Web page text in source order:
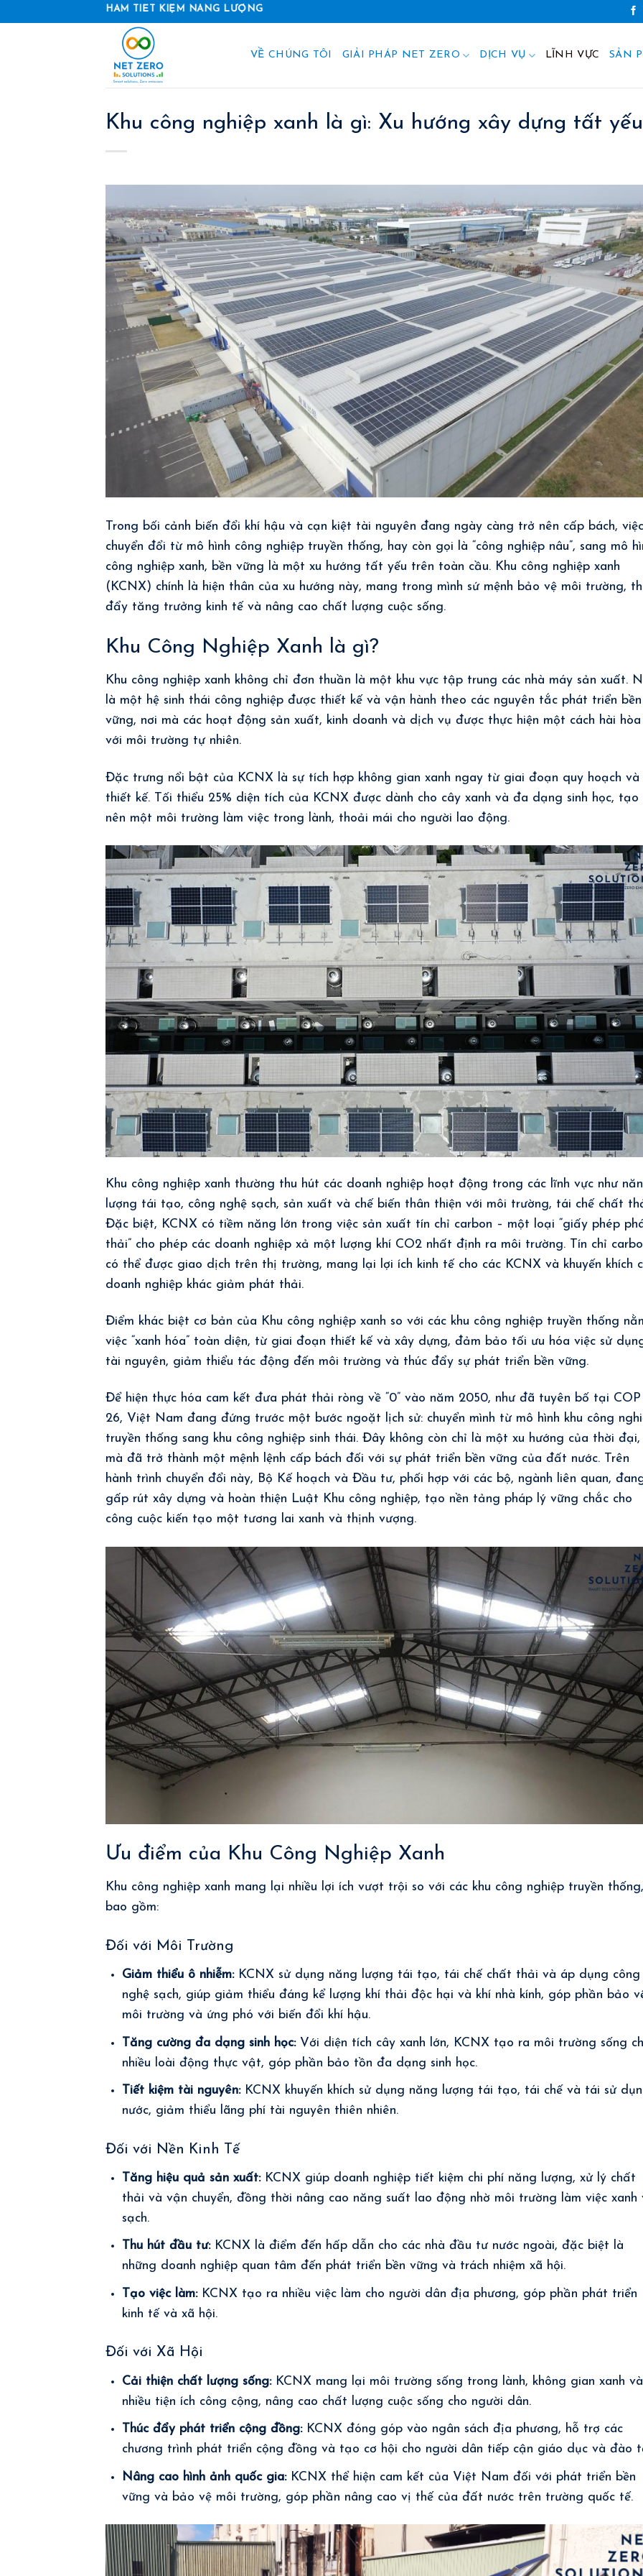
PHẨM TIẾT KIỆM NĂNG LƯỢNG
VỀ CHÚNG TÔI GIẢI PHÁP NET ZERO DỊCH VỤ LĨNH VỰC SẢN
Khu công nghiệp xanh là gì: Xu hướng xây dựng tất yếu
Trong bối cảnh biến đổi khí hậu và cạn kiệt tài nguyên đang ngày càng trở nên cấp bách, việc
chuyển đổi từ mô hình công nghiệp truyền thống, hay còn gọi là “công nghiệp nâu”, sang mô
công nghiệp xanh, bền vững là một xu hướng tất yếu trên toàn cầu. Khu công nghiệp xanh
(KCNX) chính là hiện thân của xu hướng này, mang trong mình sứ mệnh bảo vệ môi trường,
đẩy tăng trưởng kinh tế và nâng cao chất lượng cuộc sống.
Khu Công Nghiệp Xanh là gì?
Khu công nghiệp xanh không chỉ đơn thuần là một khu vực tập trung các nhà máy sản xuất.
là một hệ sinh thái công nghiệp được thiết kế và vận hành theo các nguyên tắc phát triển bền
vững, nơi mà các hoạt động sản xuất, kinh doanh và dịch vụ được thực hiện một cách hài hòa
với môi trường tự nhiên.
Đặc trưng nổi bật của KCNX là sự tích hợp không gian xanh ngay từ giai đoạn quy hoạch và
thiết kế. Tối thiểu 25% diện tích của KCNX được dành cho cây xanh và đa dạng sinh học, tạo
nên một môi trường làm việc trong lành, thoải mái cho người lao động.
Khu công nghiệp xanh thường thu hút các doanh nghiệp hoạt động trong các lĩnh vực như
lượng tái tạo, công nghệ sạch, sản xuất và chế biến thân thiện với môi trường, tái chế chất
Đặc biệt, KCNX có tiềm năng lớn trong việc sản xuất tín chỉ carbon – một loại “giấy phép
thải” cho phép các doanh nghiệp xả một lượng khí CO2 nhất định ra môi trường.
Tín chỉ
có thể được giao dịch trên thị trường, mang lại lợi ích kinh tế cho các KCNX và khuyến khích
doanh nghiệp khác giảm phát thải.
Điểm khác biệt cơ bản của Khu công nghiệp xanh so với các khu công nghiệp truyền thống
việc “xanh hóa” toàn diện, từ giai đoạn thiết kế và xây dựng, đảm bảo tối ưu hóa việc sử
tài nguyên, giảm thiểu tác động đến môi trường và thúc đẩy sự phát triển bền vững.
Để hiện thực hóa cam kết đưa phát thải ròng về “0” vào năm 2050, như đã tuyên bố tại COP
26, Việt Nam đang đứng trước một bước ngoặt lịch sử: chuyển mình từ mô hình khu công
truyền thống sang khu công nghiệp sinh thái. Đây không còn chỉ là một xu hướng của thời đại,
mà đã trở thành một mệnh lệnh cấp bách đối với sự phát triển bền vững của đất nước. Trên
hành trình chuyển đổi này, Bộ Kế hoạch và Đầu tư, phối hợp với các bộ, ngành liên quan,
gấp rút xây dựng và hoàn thiện Luật Khu công nghiệp, tạo nền tảng pháp lý vững chắc cho
công cuộc kiến tạo một tương lai xanh và thịnh vượng.
Ưu điểm của Khu Công Nghiệp Xanh
Khu công nghiệp xanh mang lại nhiều lợi ích vượt trội so với các khu công nghiệp truyền thống,
bao gồm:
Đối với Môi Trường
Giảm thiểu ô nhiễm:KCNX sử dụng năng lượng tái tạo, tái chế chất thải và áp dụng công
nghệ sạch, giúp giảm thiểu đáng kể lượng khí thải độc hại và khí nhà kính, góp phần bảo
môi trường và ứng phó với biến đổi khí hậu.
Tăng cường đa dạng sinh học:Với diện tích cây xanh lớn, KCNX tạo ra môi trường sống
nhiều loài động thực vật, góp phần bảo tồn đa dạng sinh học.
Tiết kiệm tài nguyên:KCNX khuyến khích sử dụng năng lượng tái tạo, tái chế và tái sử
nước, giảm thiểu lãng phí tài nguyên thiên nhiên.
Đối với Nền Kinh Tế
Tăng hiệu quả sản xuất:KCNX giúp doanh nghiệp tiết kiệm chi phí năng lượng, xử lý chất
thải và vận chuyển, đồng thời nâng cao năng suất lao động nhờ môi trường làm việc xanh
sạch.
Thu hút đầu tư:KCNX là điểm đến hấp dẫn cho các nhà đầu tư nước ngoài, đặc biệt là
những doanh nghiệp quan tâm đến phát triển bền vững và trách nhiệm xã hội.
Tạo việc làm:KCNX tạo ra nhiều việc làm cho người dân địa phương, góp phần phát triển
kinh tế và xã hội.
Đối với Xã Hội
Cải thiện chất lượng sống:KCNX mang lại môi trường sống trong lành, không gian xanh và
nhiều tiện ích công cộng, nâng cao chất lượng cuộc sống cho người dân.
Thúc đẩy phát triển cộng đồng:KCNX đóng góp vào ngân sách địa phương, hỗ trợ các
chương trình phát triển cộng đồng và tạo cơ hội cho người dân tiếp cận giáo dục và đào
Nâng cao hình ảnh quốc gia:KCNX thể hiện cam kết của Việt Nam đối với phát triển bền
vững và bảo vệ môi trường, góp phần nâng cao vị thế của đất nước trên trường quốc tế.